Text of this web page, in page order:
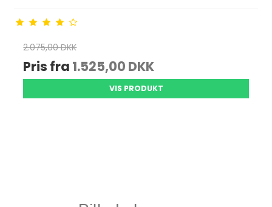
2.075,00 DKK
Pris fra 1.525,00 DKK
VIS PRODUKT